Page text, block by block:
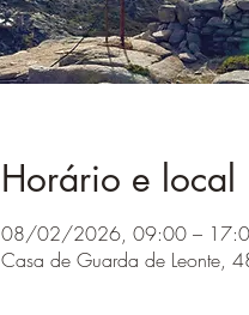
Horário e local
08/02/2026, 09:00 –
Casa de Guarda de Leonte,